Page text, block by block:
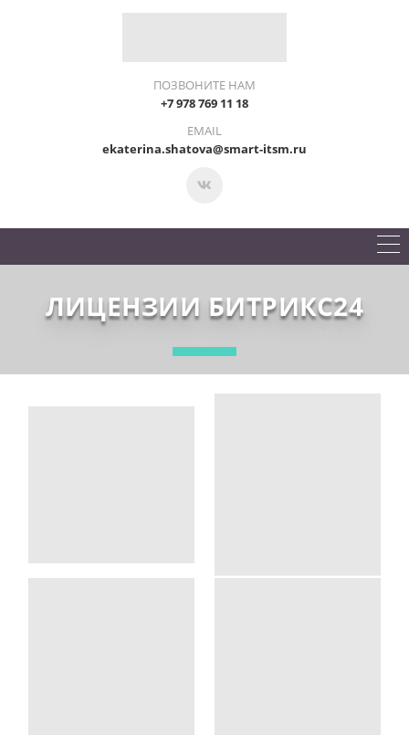
ПОЗВОНИТЕ НАМ
+7 978 769 11 18
EMAIL
ekaterina.shatova@smart-itsm.ru
ЛИЦЕНЗИИ БИТРИКС24